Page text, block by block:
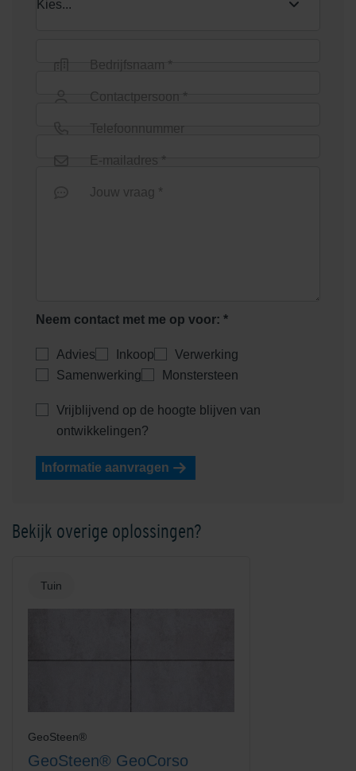
Bedrijfsnaam *
Contactpersoon *
Telefoonnummer
E-mailadres *
Jouw vraag *
Neem contact met me op voor: *
Advies Inkoop
Verwerking
Samenwerking
Monstersteen
Vrijblijvend op de hoogte blijven van
ontwikkelingen?
Informatie aanvragen
Bekijk overige oplossingen?
Tuin
GeoSteen®
GeoSteen® GeoCorso